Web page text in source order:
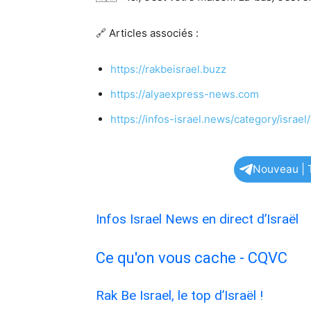
🔗 Articles associés :
https://rakbeisrael.buzz
https://alyaexpress-news.com
https://infos-israel.news/category/israel/
Nouveau |
Infos Israel News en direct d’Israël
Ce qu'on vous cache - CQVC
Rak Be Israel, le top d’Israël !